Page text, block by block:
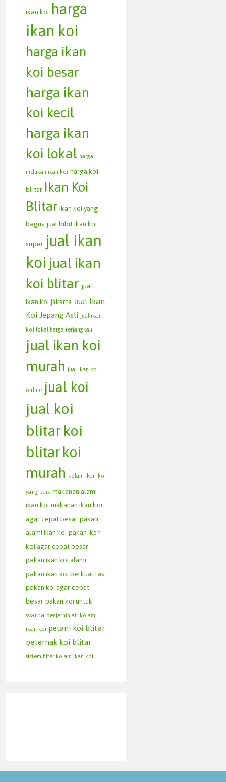
ikan koi
harga
ikan koi
harga ikan
koi besar
harga ikan
koi kecil
harga ikan
koi lokal harga
indukan ikan koi harga koi
blitar Ikan Koi
Blitar ikan koi yang
bagus jual bibit ikan koi
super jual ikan
koi jual ikan
koi blitar jual
ikan koi jakarta Jual Ikan
Koi Jepang Asli jual ikan
koi lokal harga terjangkau
jual ikan koi
murah jual ikan koi
online jual koi
jual koi
blitar koi
blitar koi
murah
kolam ikan koi
yang baik makanan alami
ikan koi makanan ikan koi
agar cepat besar pakan
alami ikan koi pakan ikan
koi agar cepat besar
pakan ikan koi alami
pakan ikan koi berkualitas
pakan koi agar cepat
besar pakan koi untuk
warna penjernih air kolam
ikan koi petani koi blitar
peternak koi blitar
sistem filter kolam ikan koi